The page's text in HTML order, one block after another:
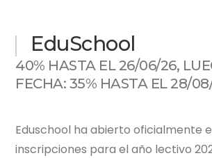
EduSchool
40% HASTA EL 26/06/26,
FECHA: 35% HASTA EL 28/
Eduschool ha abierto oficialmente
inscripciones para el año lectivo